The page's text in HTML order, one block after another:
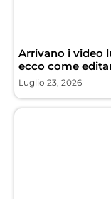
Arrivano i video
ecco come
Luglio 23, 2026